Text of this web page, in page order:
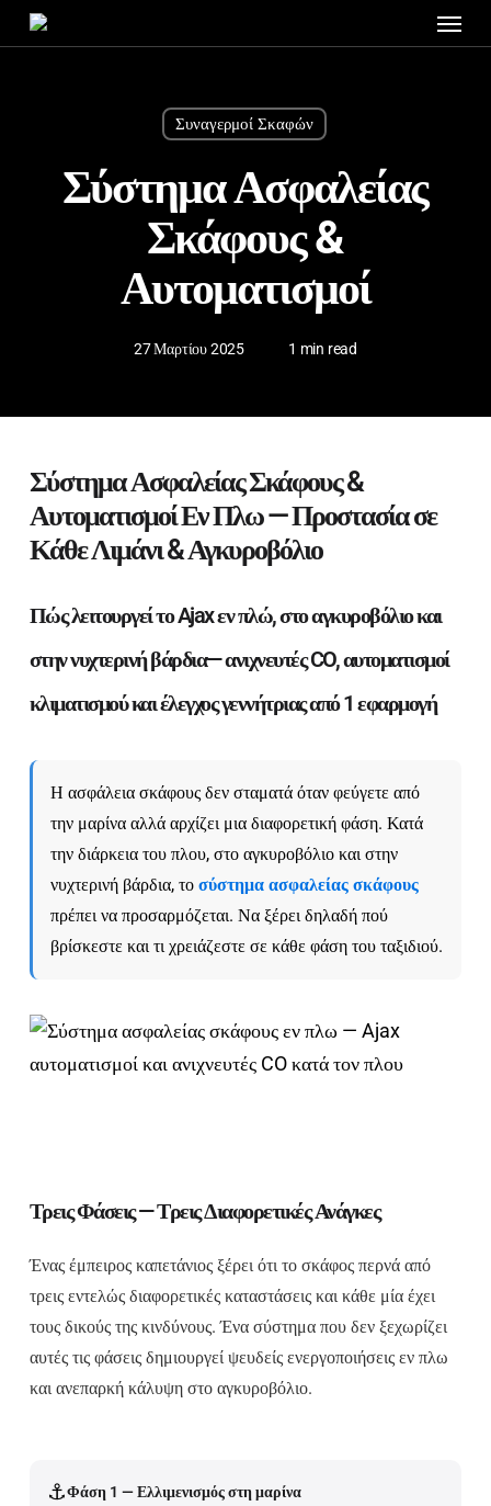
Skip
Συναγερμοί Σκαφών
Σύστημα Ασφαλείας
Σκάφους &
Αυτοματισμοί
27 Μαρτίου 2025 1 min read
Σύστημα Ασφαλείας Σκάφους &
Αυτοματισμοί Εν Πλω — Προστασία σε
Κάθε Λιμάνι & Αγκυροβόλιο
Πώς λειτουργεί το Ajax εν πλώ, στο αγκυροβόλιο και
στην νυχτερινή βάρδια— ανιχνευτές CO, αυτοματισμοί
κλιματισμού και έλεγχος γεννήτριας από 1 εφαρμογή
Η ασφάλεια σκάφους δεν σταματά όταν φεύγετε από
την μαρίνα αλλά αρχίζει μια διαφορετική φάση. Κατά
την διάρκεια του πλου, στο αγκυροβόλιο και στην
νυχτερινή βάρδια, το σύστημα ασφαλείας σκάφους
πρέπει να προσαρμόζεται. Να ξέρει δηλαδή πού
βρίσκεστε και τι χρειάζεστε σε κάθε φάση του ταξιδιού.
Τρεις Φάσεις — Τρεις Διαφορετικές Ανάγκες
Ένας έμπειρος καπετάνιος ξέρει ότι το σκάφος περνά από
τρεις εντελώς διαφορετικές καταστάσεις και κάθε μία έχει
τους δικούς της κινδύνους. Ένα σύστημα που δεν ξεχωρίζει
αυτές τις φάσεις δημιουργεί ψευδείς ενεργοποιήσεις εν πλω
και ανεπαρκή κάλυψη στο αγκυροβόλιο.
⚓Φάση 1 — Ελλιμενισμός στη μαρίνα